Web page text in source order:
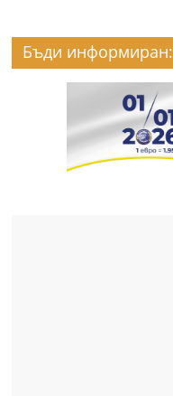
Бъди информиран: